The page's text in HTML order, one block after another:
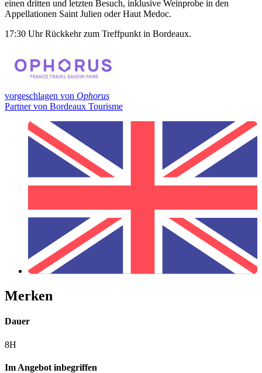
einen dritten und letzten Besuch, inklusive Weinprobe in den
Appellationen Saint Julien oder Haut Medoc.
17:30 Uhr Rückkehr zum Treffpunkt in Bordeaux.
vorgeschlagen von Ophorus
Partner von Bordeaux Tourisme
Merken
Dauer
8H
Im Angebot inbegriffen